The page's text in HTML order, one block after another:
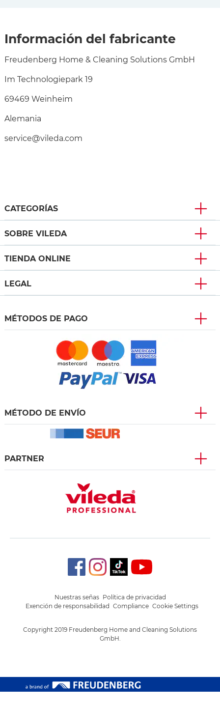
Información del fabricante
Freudenberg Home & Cleaning Solutions GmbH
Im Technologiepark 19
69469 Weinheim
Alemania
service@vileda.com
CATEGORÍAS
SOBRE VILEDA
TIENDA ONLINE
LEGAL
MÉTODOS DE PAGO
MÉTODO DE ENVÍO
PARTNER
Copyright 2019 Freudenberg Home and Cleaning Solutions
GmbH.
Nuestras señas Política de privacidad
Exención de responsabilidad Compliance Cookie Settings